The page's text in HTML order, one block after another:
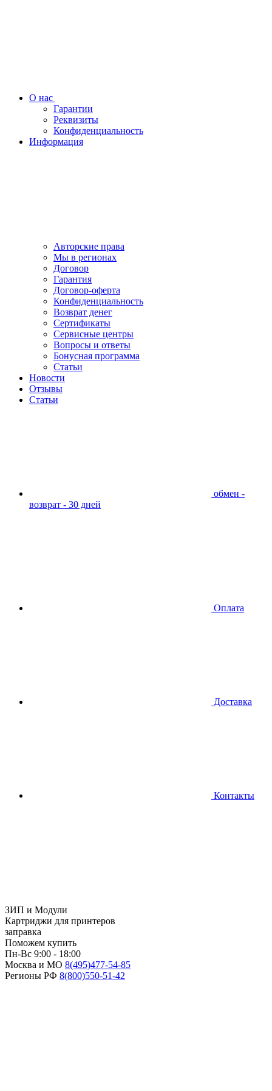
О нас
Гарантии
Реквизиты
Конфиденциальность
Информация
Авторские права
Мы в регионах
Договор
Гарантия
Договор-оферта
Конфиденциальность
Возврат денег
Сертификаты
Сервисные центры
Вопросы и ответы
Бонусная программа
Статьи
Новости
Отзывы
Статьи
обмен -
возврат - 30 дней
Оплата
Доставка
Контакты
ЗИП и Модули
Картриджи для принтеров
заправка
Поможем купить
Пн-Вс 9:00 - 18:00
Москва и МО 8(495)477-54-85
Регионы РФ 8(800)550-51-42